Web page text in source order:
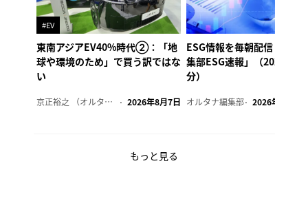
#EV
東南アジアEV40%時代②：「地
球や環境のため」で買う訳ではな
い
京正裕之 （オルタナ副編集長） 2026年8月7日
ESG情報を毎朝配信「オル
集部ESG速報」（2026年8
分）
オルタナ編集部 2026年8月7日
もっと見る